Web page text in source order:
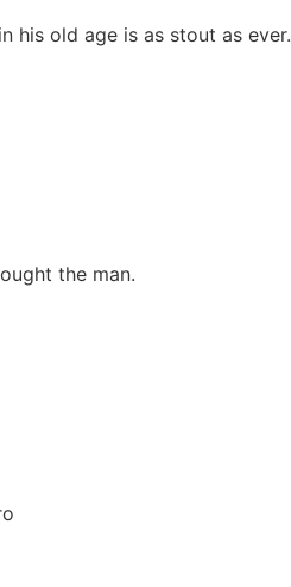
his old age is as stout as ever.
the man.